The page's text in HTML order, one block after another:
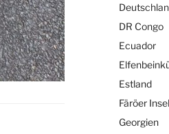
DR Congo
Ecuador
Estland
Färöer
Georgien